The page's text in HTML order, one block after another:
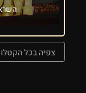
צפיה בכל